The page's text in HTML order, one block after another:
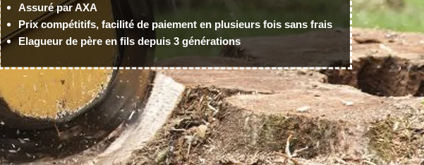
Assuré par AXA
Prix compétitifs, facilité de paiement en plusieurs fois sans frais
Elagueur de père en fils depuis 3 générations